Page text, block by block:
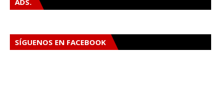
ADS.
SÍGUENOS EN FACEBOOK